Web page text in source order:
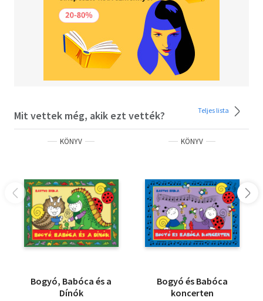
Mit vettek még, akik ezt vették? Teljes lista
KÖNYV
Bogyó, Babóca és a
Dínók
KÖNYV
Bogyó és Babóca
koncerten